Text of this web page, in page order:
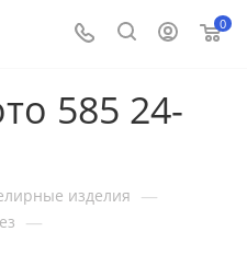
0
585 24-
изделия —
—